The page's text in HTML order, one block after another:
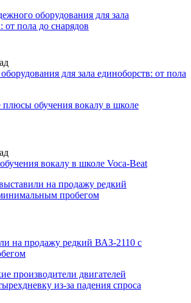
для зала единоборств: от пола
вокалу в школе Voca-Beat
на продажу редкий ВАЗ-2110 с